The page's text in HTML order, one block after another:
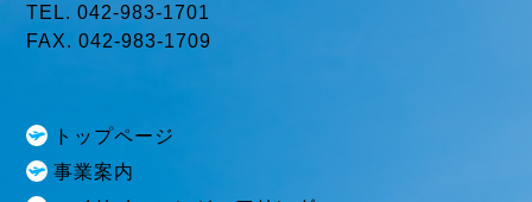
TEL. 042-983-1701
FAX. 042-983-1709
トップページ
事業案内